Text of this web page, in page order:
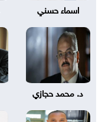
اسماء حسني
د. محمد حجازي